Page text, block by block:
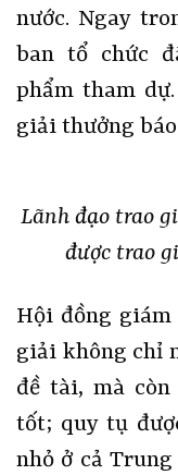
nước. Ngay
ban tổ chức
phẩm tham
giải thưởng
Lãnh đạo trao
được trao
Hội đồng
giải không chỉ
đề tài, mà
tốt; quy tụ
nhỏ ở cả